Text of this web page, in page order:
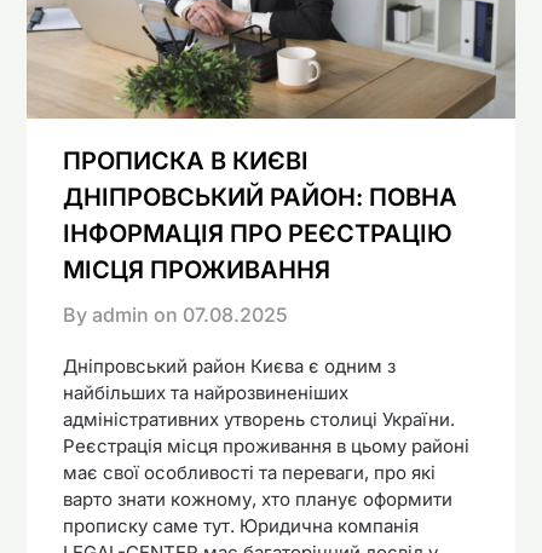
ПРОПИСКА В КИЄВІ
ДНІПРОВСЬКИЙ РАЙОН: ПОВНА
ІНФОРМАЦІЯ ПРО РЕЄСТРАЦІЮ
МІСЦЯ ПРОЖИВАННЯ
By admin on 07.08.2025
Дніпровський район Києва є одним з
найбільших та найрозвиненіших
адміністративних утворень столиці України.
Реєстрація місця проживання в цьому районі
має свої особливості та переваги, про які
варто знати кожному, хто планує оформити
прописку саме тут. Юридична компанія